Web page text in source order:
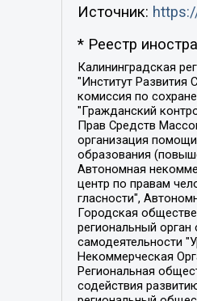
Источник:
* Реестр
Калининградская региональная общественная организация "Экозащита!-Женсовет", Фонд содействия защите прав и свобод граждан "Общественный вердикт", Фонд "Институт Развития Свободы Информации", Частное учреждение "Информационное агентство МЕМО. РУ", Региональная общественная организация "Общественная комиссия по сохранению наследия академика Сахарова", Фонд поддержки свободы прессы, Санкт-Петербургская общественная правозащитная организация "Гражданский контроль", Межрегиональная общественная организация "Информационно-просветительский центр "Мемориал", Региональный Фонд "Центр Защиты Прав Средств Массовой Информации", с 05.12.2023 Фонд "Центр Защиты Прав Средств массовой информации", Региональная общественная благотворительная организация помощи беженцам и мигрантам "Гражданское содействие", Негосударственное образовательное учреждение дополнительного профессионального образования (повышение квалификации) специалистов "АКАДЕМИЯ ПО ПРАВАМ ЧЕЛОВЕКА", Свердловская региональная общественная организация "Сутяжник", Автономная некоммерческая организация "Центр независимых социологических исследований", Союз общественных объединений "Российский исследовательский центр по правам человека",